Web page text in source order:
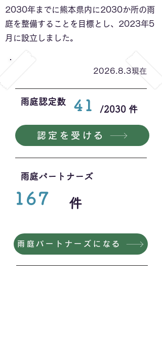
2030年までに熊本県内に2030か所の雨
庭を整備することを目標とし、2023年5
月に設立しました。
2026.8.3現在
雨庭認定数 41 /2030 件
認定を受ける
雨庭パートナーズ
167 件
雨庭パートナーズになる